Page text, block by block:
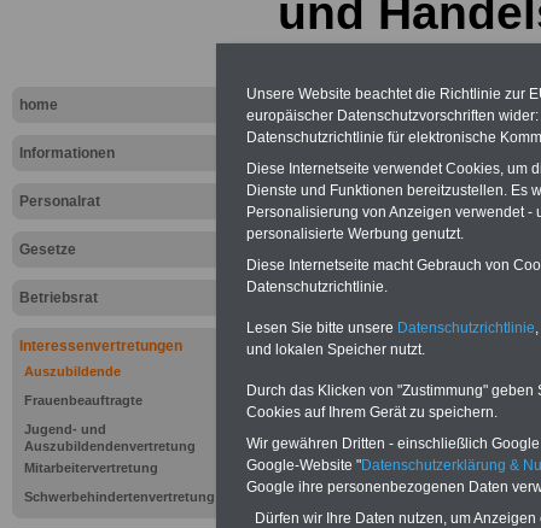
home
Informationen
Personalrat
Gesetze
Betriebsrat
Interessenvertretungen
Auszubildende
Frauenbeauftragte
Jugend- und
Auszubildendenvertretung
Mitarbeitervertretung
Schwerbehindertenvertretung
und
Lexikon
Unsere Website beachtet die Richtlinie zur
europäischer Datenschutzvorschriften
Datenschutzrichtlinie für elektronische
Diese Internetseite verwendet Cookies, um
Dienste und Funktionen bereitzustellen. Es
Personalisierung von Anzeigen verwendet
personalisierte Werbung genutzt.
Diese Internetseite macht Gebrauch von
Datenschutzrichtlinie.
Lesen Sie bitte unsere Datenschutzrichtlinie
und lokalen Speicher nutzt.
Durch das Klicken von "Zustimmung"
Cookies auf Ihrem Gerät zu speichern.
Wir gewähren Dritten - einschließlich
Google-Website "Datenschutzerklärung &
Google ihre personenbezogenen Daten
Dürfen wir Ihre Daten nutzen, um